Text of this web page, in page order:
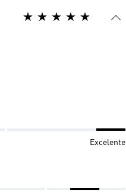
Excelente